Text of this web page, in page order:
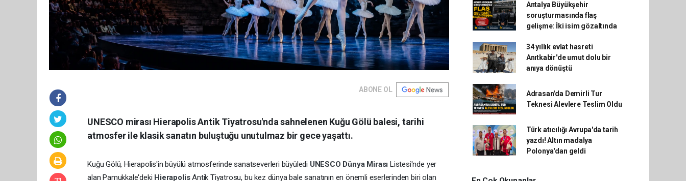
ABONE OL
UNESCO mirası Hierapolis Antik Tiyatrosu'nda sahnelenen Kuğu Gölü balesi, tarihi
atmosfer ile klasik sanatın buluştuğu unutulmaz bir gece yaşattı.
Kuğu Gölü, Hierapolis'in büyülü atmosferinde sanatseverleri büyüledi UNESCO Dünya Mirası Listesi'nde yer
alan Pamukkale'deki HierapolisAntik Tiyatrosu, bu kez dünya bale sanatının en önemli eserlerinden biri olan
Antalya Büyükşehir
soruşturmasında flaş
gelişme: İki isim gözaltında
34 yıllık evlat hasreti
Anıtkabir'de umut dolu bir
anıya dönüştü
Adrasan'da Demirli Tur
Teknesi Alevlere Teslim Oldu
Türk atıcılığı Avrupa'da tarih
yazdı! Altın madalya
Polonya'dan geldi